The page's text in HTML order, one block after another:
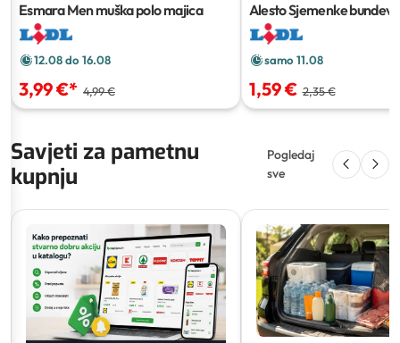
Esmara Men muška polo majica
12.08 do 16.08
3,99 €* 4,99 €
Alesto Sjemenke bundeve
samo 11.08
1,59 € 2,35 €
Savjeti za pametnu
kupnju
Pogledaj
sve